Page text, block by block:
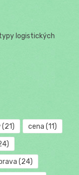
logistických
(21) cena (11)
(24)